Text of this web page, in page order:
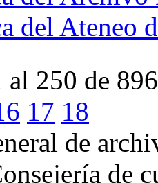
del Ateneo
al 250 de
17 18